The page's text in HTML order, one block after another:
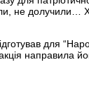
не долучили…
для
направила